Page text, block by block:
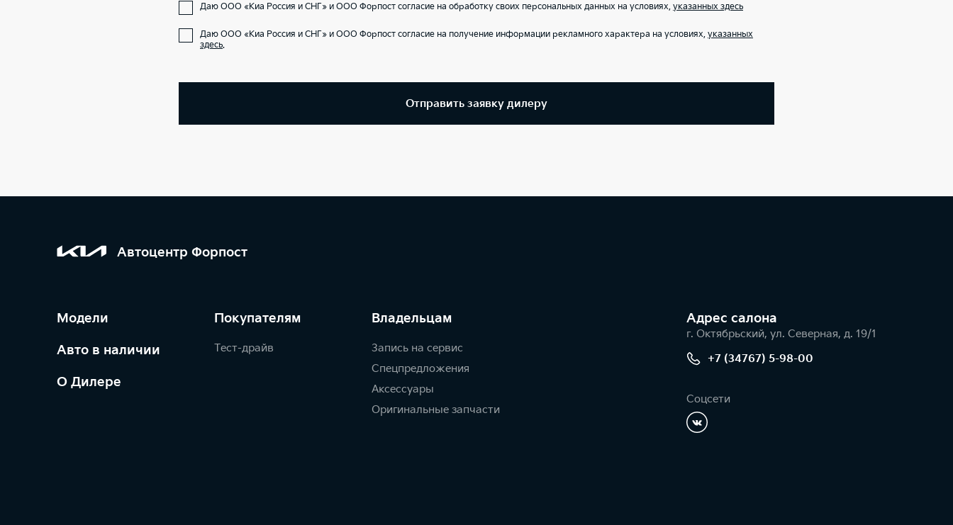
Даю ООО «Киа Россия и СНГ» и ООО Форпост согласие на обработку своих персональных данных на условиях, указанных здесь
Даю ООО «Киа Россия и СНГ» и ООО Форпост согласие на получение информации рекламного характера на условиях, указанных
здесь.
Отправить заявку дилеру
Автоцентр Форпост
Модели
Авто в наличии
О Дилере
Покупателям
Тест-драйв
Владельцам
Запись на сервис
Спецпредложения
Аксессуары
Оригинальные запчасти
Адрес салонa
г. Октябрьский, ул. Северная, д. 19/1
+7 (34767) 5-98-00
Соцсети